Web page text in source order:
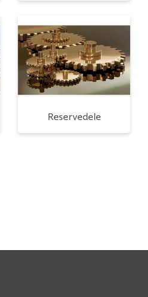
Reservedele